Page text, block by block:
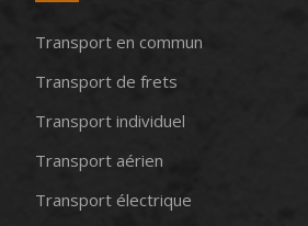
Transport en commun
Transport de frets
Transport individuel
Transport aérien
Transport électrique